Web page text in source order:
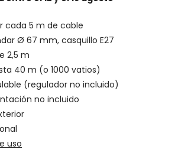
cada 5 m de cable
Ø 67 mm, casquillo E27
2,5 m
40 m (o 1000 vatios)
(regulador no incluido)
no incluido
uso